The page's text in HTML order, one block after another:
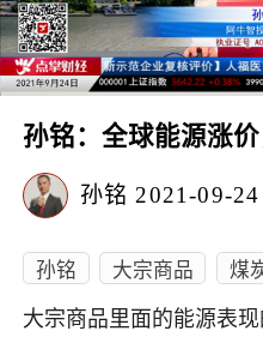
孙铭：全球能源涨价
孙铭 2021-09-24
孙铭 大宗商品 煤
大宗商品里面的能源表